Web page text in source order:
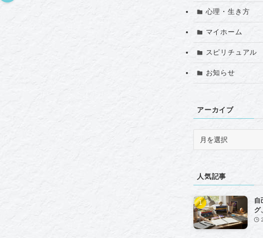
心理・生き方
マイホーム
スピリチュアル
お知らせ
アーカイブ
ブ人気記事
自
グ